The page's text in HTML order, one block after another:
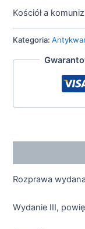
Kościół a
Kategoria:
Rozprawa
Wydanie III,